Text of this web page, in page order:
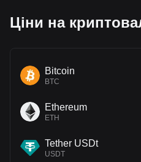
Ціни на
Bitcoin
BTC
Ethereum
ETH
Tether USDt
USDT